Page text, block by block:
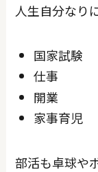
人生自分なり
国家試験
仕事
開業
家事育児
部活も卓球や